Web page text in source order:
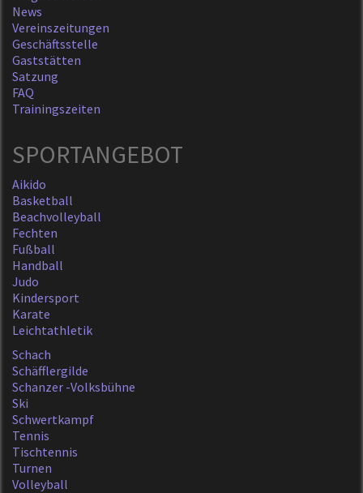
News
Vereinszeitungen
Geschäftsstelle
Gaststätten
Satzung
FAQ
Trainingszeiten
SPORTANGEBOT
Aikido
Basketball
Beachvolleyball
Fechten
Fußball
Handball
Judo
Kindersport
Karate
Leichtathletik
Schach
Schäfflergilde
Schanzer -Volksbühne
Ski
Schwertkampf
Tennis
Tischtennis
Turnen
Volleyball